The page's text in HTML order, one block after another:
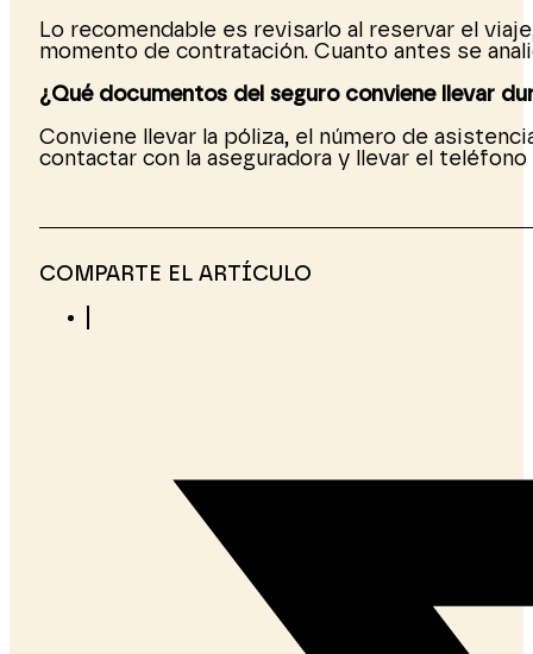
Lo recomendable es revisarlo al reservar el
momento de contratación. Cuanto antes se
¿Qué documentos del seguro conviene llevar
Conviene llevar la póliza, el número de
contactar con la aseguradora y llevar el
COMPARTE EL ARTÍCULO